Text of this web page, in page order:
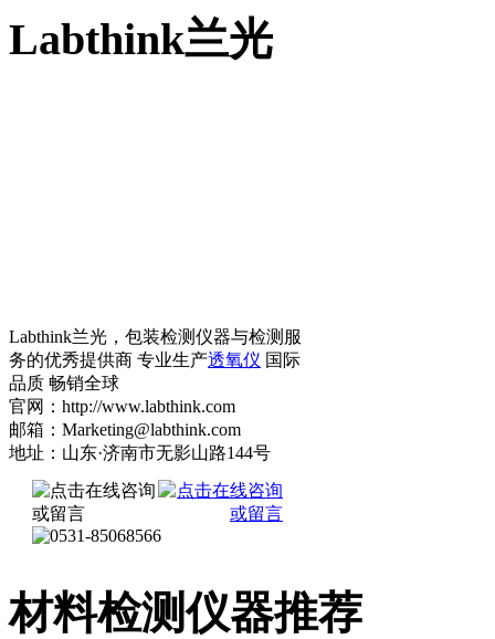
Labthink兰光
Labthink兰光，包装检测仪器与检测服
务的优秀提供商 专业生产透氧仪 国际
品质 畅销全球
官网：http://www.labthink.com
邮箱：Marketing@labthink.com
地址：山东·济南市无影山路144号
材料检测仪器推荐